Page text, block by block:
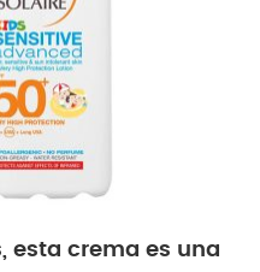
esta crema es una